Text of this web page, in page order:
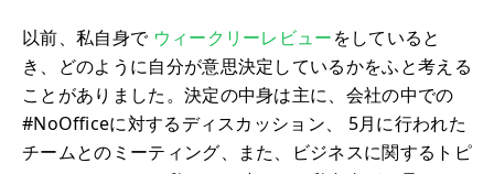
以前、私自身で ウィークリーレビューをしていると
き、どのように自分が意思決定しているかをふと考える
ことがありました。決定の中身は主に、会社の中での
#NoOfficeに対するディスカッション、 5月に行われた
チームとのミーティング、また、ビジネスに関するトピ